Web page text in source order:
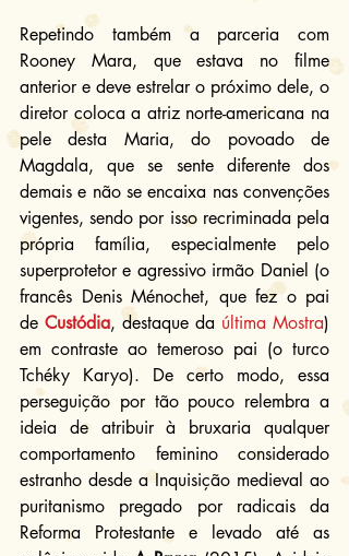
Repetindo também a parceria com
Rooney Mara, que estava no filme
anterior e deve estrelar o próximo dele, o
diretor coloca a atriz norte-americana na
pele desta Maria, do povoado de
Magdala, que se sente diferente dos
demais e não se encaixa nas convenções
vigentes, sendo por isso recriminada pela
própria família, especialmente pelo
superprotetor e agressivo irmão Daniel (o
francês Denis Ménochet, que fez o pai
de Custódia, destaque da última Mostra)
em contraste ao temeroso pai (o turco
Tchéky Karyo). De certo modo, essa
perseguição por tão pouco relembra a
ideia de atribuir à bruxaria qualquer
comportamento feminino considerado
estranho desde a Inquisição medieval ao
puritanismo pregado por radicais da
Reforma Protestante e levado até as